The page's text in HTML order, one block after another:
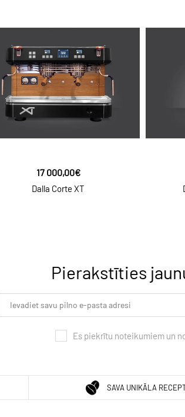
17 000,00€
Dalla Corte XT
Pierakstīties
Es piekrītu noteikumiem un
SAVA UNIKĀLA